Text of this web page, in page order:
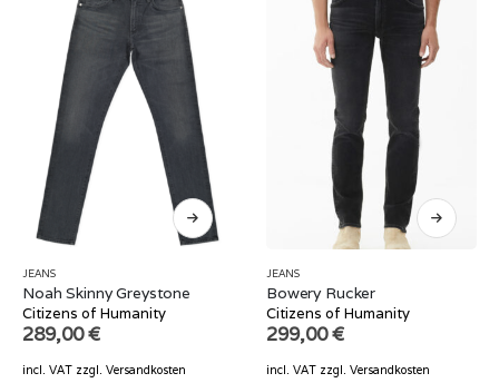
JEANS
Noah Skinny Greystone
Citizens of Humanity
289,00€
incl. VAT zzgl. Versandkosten
JEANS
Bowery Rucker
Citizens of Humanity
299,00€
incl. VAT zzgl. Versandkosten